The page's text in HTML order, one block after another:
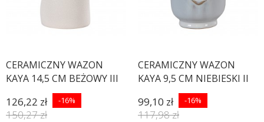
CERAMICZNY WAZON
KAYA 14,5 CM BEŻOWY III
126,22 zł -16%
150,27 zł
CERAMICZNY WAZON
KAYA 9,5 CM NIEBIESKI II
99,10 zł -16%
117,98 zł